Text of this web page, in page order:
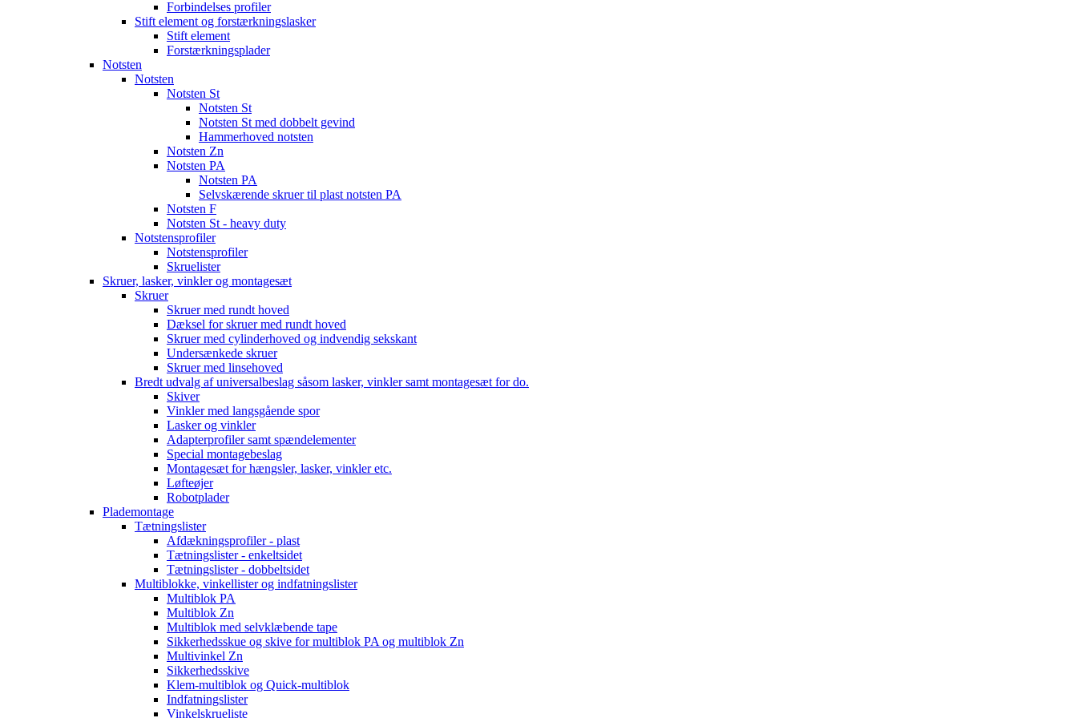
Forbindelses profiler
Stift element og forstærkningslasker
Stift element
Forstærkningsplader
Notsten
Notsten
Notsten St
Notsten St
Notsten St med dobbelt gevind
Hammerhoved notsten
Notsten Zn
Notsten PA
Notsten PA
Selvskærende skruer til plast notsten PA
Notsten F
Notsten St - heavy duty
Notstensprofiler
Notstensprofiler
Skruelister
Skruer, lasker, vinkler og montagesæt
Skruer
Skruer med rundt hoved
Dæksel for skruer med rundt hoved
Skruer med cylinderhoved og indvendig sekskant
Undersænkede skruer
Skruer med linsehoved
Bredt udvalg af universalbeslag såsom lasker, vinkler samt montagesæt for do.
Skiver
Vinkler med langsgående spor
Lasker og vinkler
Adapterprofiler samt spændelementer
Special montagebeslag
Montagesæt for hængsler, lasker, vinkler etc.
Løfteøjer
Robotplader
Plademontage
Tætningslister
Afdækningsprofiler - plast
Tætningslister - enkeltsidet
Tætningslister - dobbeltsidet
Multiblokke, vinkellister og indfatningslister
Multiblok PA
Multiblok Zn
Multiblok med selvklæbende tape
Sikkerhedsskue og skive for multiblok PA og multiblok Zn
Multivinkel Zn
Sikkerhedsskive
Klem-multiblok og Quick-multiblok
Indfatningslister
Vinkelskrueliste